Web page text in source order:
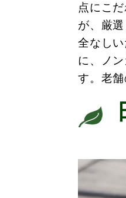
点にこ
が、厳
全なし
に、ノ
す。老